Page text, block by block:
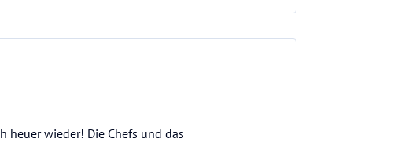
heuer wieder! Die Chefs und das